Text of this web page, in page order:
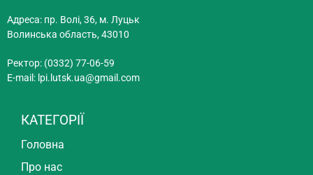
Адреса: пр. Волі, 36, м. Луцьк
Волинська область, 43010
Ректор: (0332) 77-06-59
E-mail: lpi.lutsk.ua@gmail.com
КАТЕГОРІЇ
Головна
Про нас